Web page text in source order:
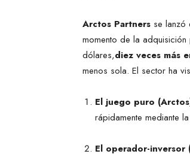
Arctos Partners se
momento de la
dólares,diez veces más
menos sola. El sector ha
El juego puro
rápidamente mediante
El operador-inversor